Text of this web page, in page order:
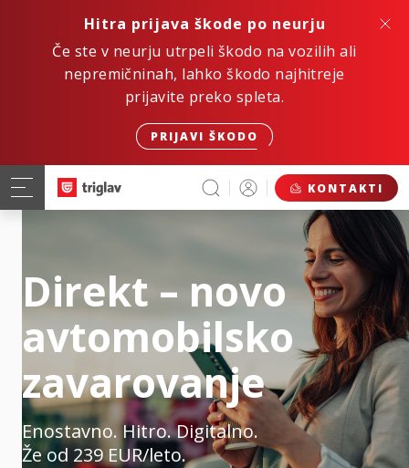
Hitra prijava škode po neurju
Če ste v neurju utrpeli škodo na vozilih ali
nepremičninah, lahko škodo najhitreje
prijavite preko spleta.
PRIJAVI ŠKODO
KONTAKTI
Direkt – novo
avtomobilsko
zavarovanje
Enostavno. Hitro. Digitalno.
Že od 239 EUR/leto.